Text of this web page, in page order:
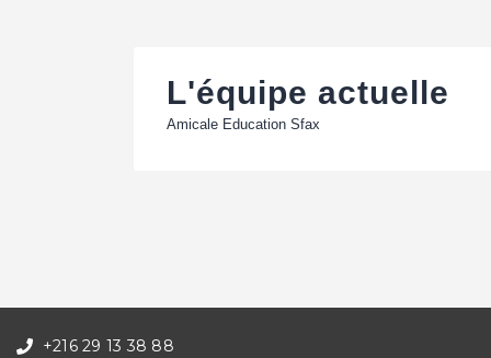
L'équipe actuelle
Amicale Education Sfax
+216 29 13 38 88